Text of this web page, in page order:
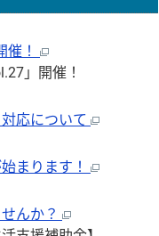
催！
」開催！
応について
まります！
んか？